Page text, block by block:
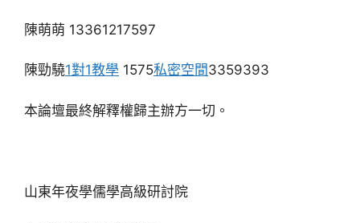
陳萌萌 13361217597
陳勁驍1對1教學 1575私密空間3359393
本論壇最終解釋權歸主辦方一切。
山東年夜學儒學高級研討院